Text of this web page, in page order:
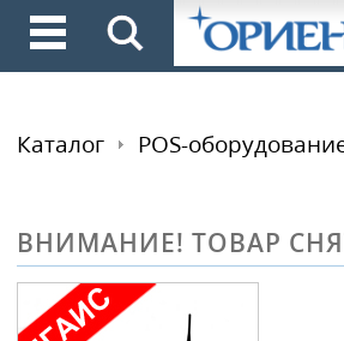
Каталог POS-
ВНИМАНИЕ! ТОВАР